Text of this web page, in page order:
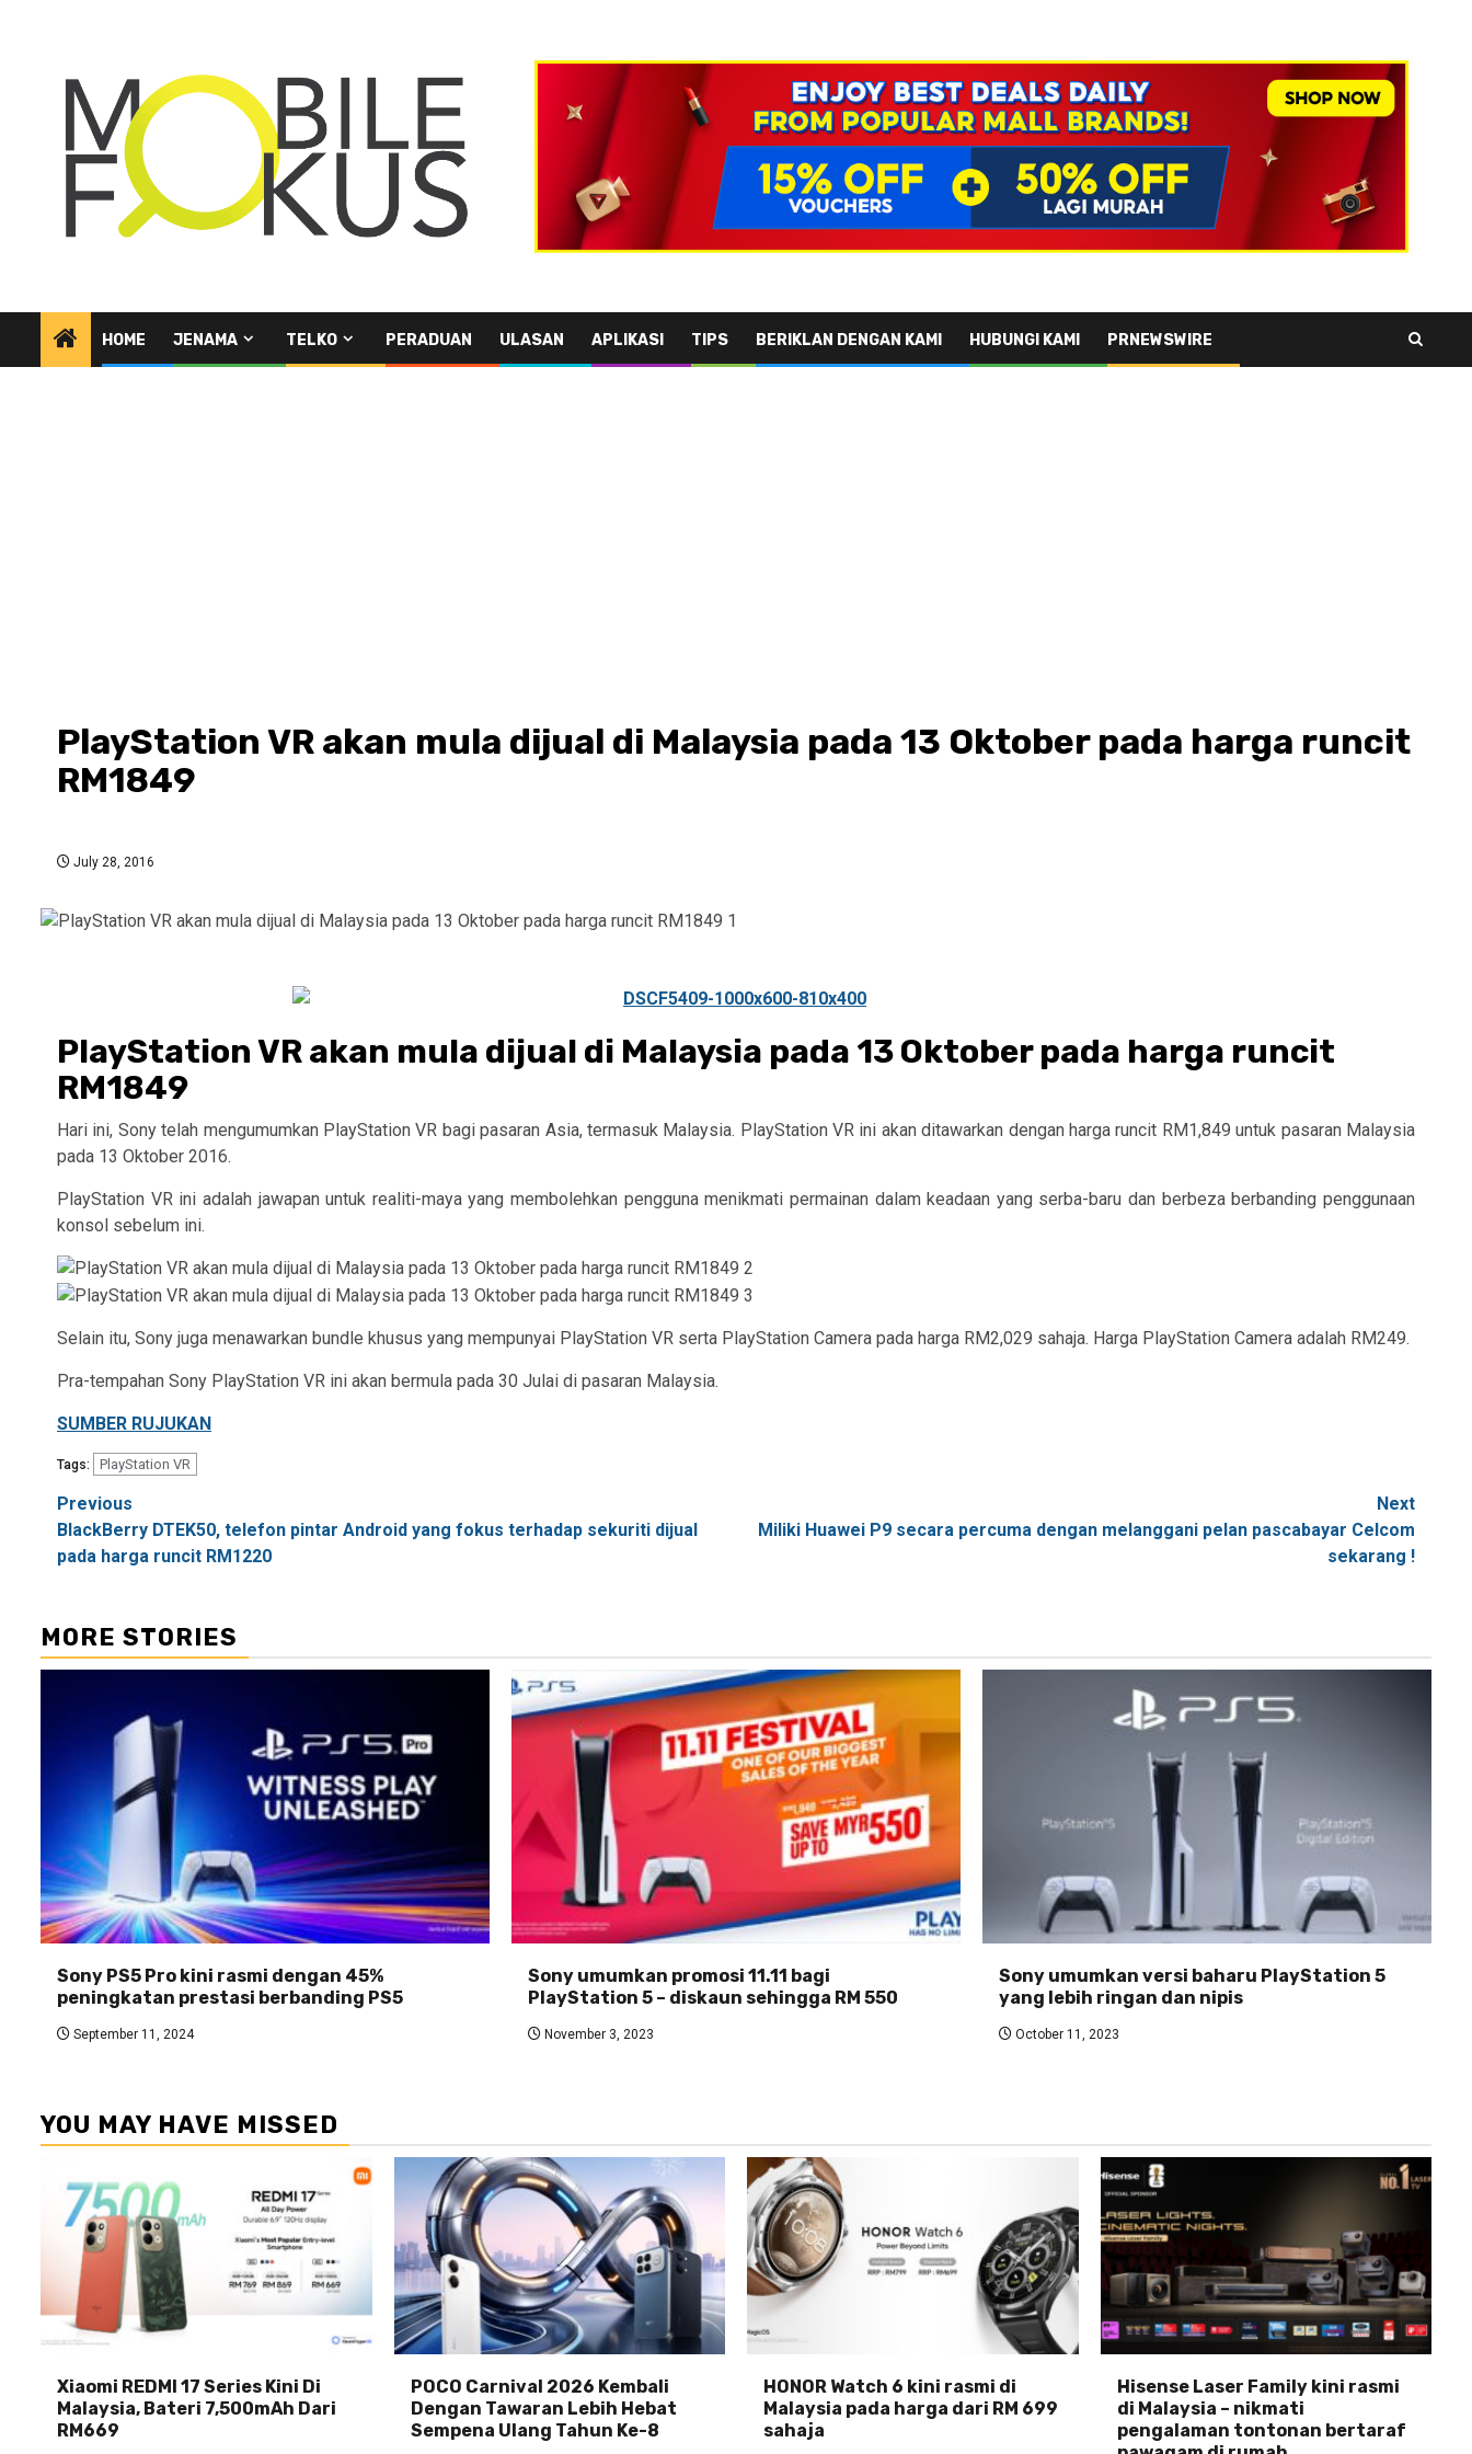
HOME JENAMA TELKO PERADUAN ULASAN APLIKASI TIPS BERIKLAN DENGAN KAMI HUBUNGI KAMI PRNEWSWIRE
PlayStation VR akan mula dijual di Malaysia pada 13 Oktober pada harga runcit
RM1849
July 28, 2016
PlayStation VR akan mula dijual di Malaysia pada 13 Oktober pada harga runcit
RM1849
Hari ini, Sony telah mengumumkan PlayStation VR bagi pasaran Asia, termasuk Malaysia. PlayStation VR ini akan ditawarkan dengan harga runcit RM1,849 untuk pasaran Malaysia
pada 13 Oktober 2016.
PlayStation VR ini adalah jawapan untuk realiti-maya yang membolehkan pengguna menikmati permainan dalam keadaan yang serba-baru dan berbeza berbanding penggunaan
konsol sebelum ini.
Selain itu, Sony juga menawarkan bundle khusus yang mempunyai PlayStation VR serta PlayStation Camera pada harga RM2,029 sahaja. Harga PlayStation Camera adalah RM249.
Pra-tempahan Sony PlayStation VR ini akan bermula pada 30 Julai di pasaran Malaysia.
SUMBER RUJUKAN
Tags: PlayStation VR
Post
navigation
Previous
BlackBerry DTEK50, telefon pintar Android yang fokus terhadap sekuriti dijual
pada harga runcit RM1220
Next
Miliki Huawei P9 secara percuma dengan melanggani pelan pascabayar Celcom
sekarang !
MORE STORIES
Sony PS5 Pro kini rasmi dengan 45%
peningkatan prestasi berbanding PS5
September 11, 2024
Sony umumkan promosi 11.11 bagi
PlayStation 5 – diskaun sehingga RM 550
November 3, 2023
Sony umumkan versi baharu PlayStation 5
yang lebih ringan dan nipis
October 11, 2023
YOU MAY HAVE MISSED
Xiaomi REDMI 17 Series Kini Di
Malaysia, Bateri 7,500mAh Dari
RM669
POCO Carnival 2026 Kembali
Dengan Tawaran Lebih Hebat
Sempena Ulang Tahun Ke-8
HONOR Watch 6 kini rasmi di
Malaysia pada harga dari RM 699
sahaja
Hisense Laser Family kini rasmi
di Malaysia – nikmati
pengalaman tontonan bertaraf